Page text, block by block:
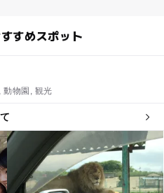
すめスポット
, 動物園, 観光